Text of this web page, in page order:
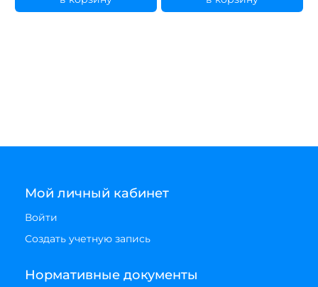
Мой личный кабинет
Войти
Создать учетную запись
Нормативные документы